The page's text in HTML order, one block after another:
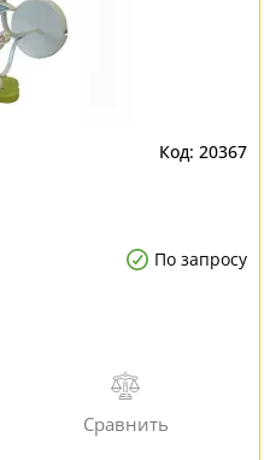
20367
По запросу